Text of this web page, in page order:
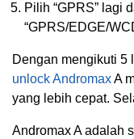
Pilih “GPRS” lagi
“GPRS/EDGE/
Dengan mengikuti 5
unlock AndromaxA
yang lebih cepat.
Andromax A adalah